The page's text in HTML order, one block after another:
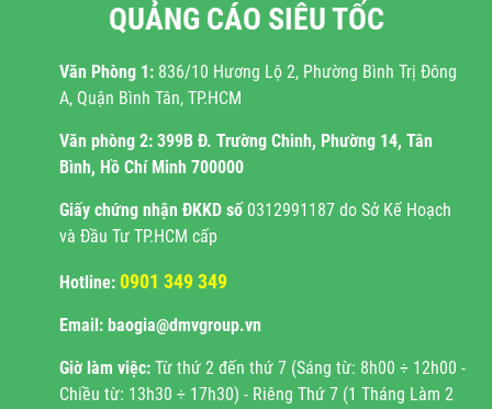
QUẢNG CÁO SIÊU TỐC
Văn Phòng 1: 836/10 Hương Lộ 2, Phường Bình Trị Đông
A, Quận Bình Tân, TP.HCM
Văn phòng 2: 399B Đ. Trường Chinh, Phường 14, Tân
Bình, Hồ Chí Minh 700000
Giấy chứng nhận ĐKKD số 0312991187 do Sở Kế Hoạch
và Đầu Tư TP.HCM cấp
Hotline: 0901 349 349
Email: baogia@dmvgroup.vn
Giờ làm việc: Từ thứ 2 đến thứ 7 (Sáng từ: 8h00 ÷ 12h00 -
Chiều từ: 13h30 ÷ 17h30) - Riêng Thứ 7 (1 Tháng Làm 2